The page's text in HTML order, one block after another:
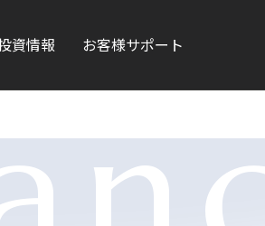
資情報 お客様サポート